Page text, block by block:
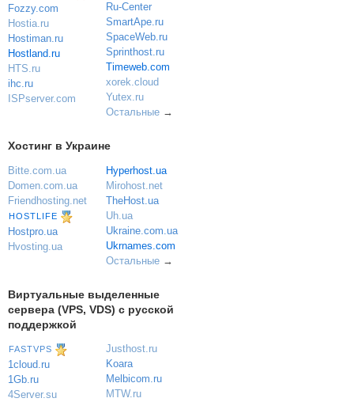
Fozzy.com
Hostia.ru
Hostiman.ru
Hostland.ru
HTS.ru
ihc.ru
ISPserver.com
Ru-Center
SmartApe.ru
SpaceWeb.ru
Sprinthost.ru
Timeweb.com
xorek.cloud
Yutex.ru
Остальные→
Хостинг в Украине
Bitte.com.ua
Domen.com.ua
Friendhosting.net
HOSTLIFE
Hostpro.ua
Hvosting.ua
Hyperhost.ua
Mirohost.net
TheHost.ua
Uh.ua
Ukraine.com.ua
Ukrnames.com
Остальные→
Виртуальные выделенные
сервера (VPS, VDS) с русской
поддержкой
FASTVPS
1cloud.ru
1Gb.ru
4Server.su
Justhost.ru
Koara
Melbicom.ru
MTW.ru